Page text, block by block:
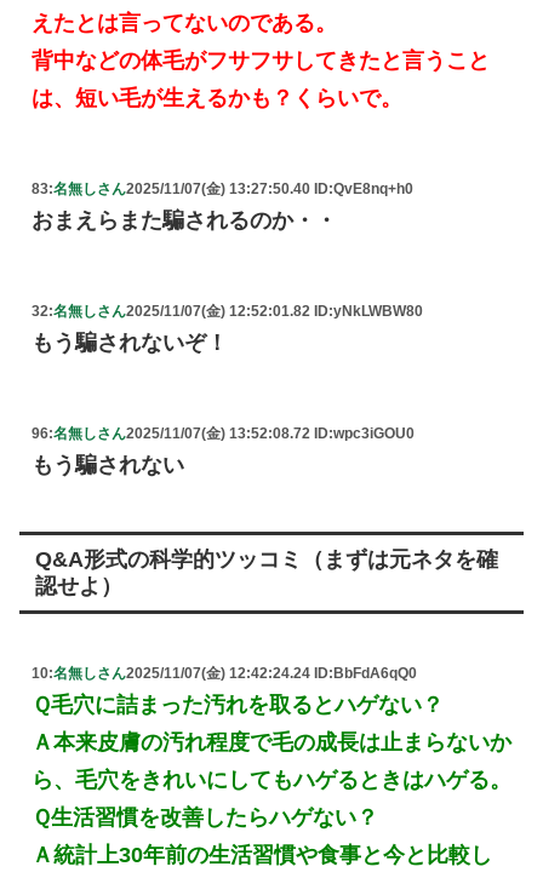
えたとは言ってないのである。
背中などの体毛がフサフサしてきたと言うこと
は、短い毛が生えるかも？くらいで。
83:名無しさん2025/11/07(金) 13:27:50.40 ID:QvE8nq+h0
おまえらまた騙されるのか・・
32:名無しさん2025/11/07(金) 12:52:01.82 ID:yNkLWBW80
もう騙されないぞ！
96:名無しさん2025/11/07(金) 13:52:08.72 ID:wpc3iGOU0
もう騙されない
Q&A形式の科学的ツッコミ（まずは元ネタを確
認せよ）
10:名無しさん2025/11/07(金) 12:42:24.24 ID:BbFdA6qQ0
Ｑ毛穴に詰まった汚れを取るとハゲない？
Ａ本来皮膚の汚れ程度で毛の成長は止まらないか
ら、毛穴をきれいにしてもハゲるときはハゲる。
Ｑ生活習慣を改善したらハゲない？
Ａ統計上30年前の生活習慣や食事と今と比較し